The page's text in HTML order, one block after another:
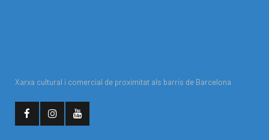
Xarxa cultural i comercial de proximitat als barris de Barcelona